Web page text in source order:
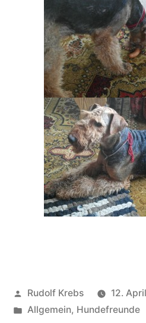
Veröffentlicht
von
Rudolf Krebs
12.
Veröffentlicht
Allgemein, Hundefreunde